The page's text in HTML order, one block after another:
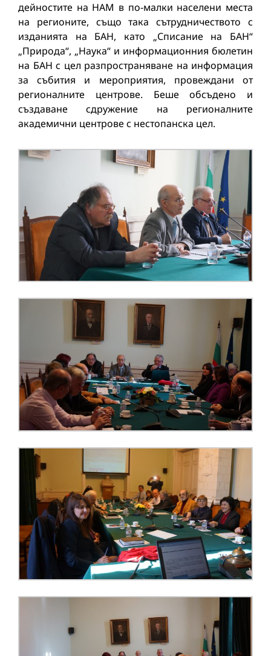
дейностите на НАМ в по-малки населени места
на регионите, също така сътрудничеството с
изданията на БАН, като „Списание на БАН“
„Природа“, „Наука“ и информационния бюлетин
на БАН с цел разпространяване на информация
за събития и мероприятия, провеждани от
регионалните центрове. Беше обсъдено и
създаване сдружение на регионалните
академични центрове с нестопанска цел.